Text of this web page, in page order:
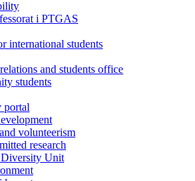
i PTGAS
international students
and students office
students
portal
volunteerism
research
Unit